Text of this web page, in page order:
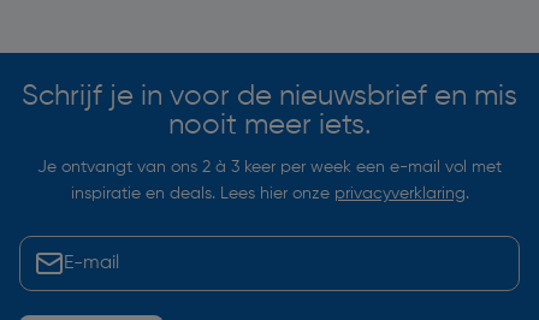
Schrijf je in voor de nieuwsbrief en mis
nooit meer iets.
Je ontvangt van ons 2 à 3 keer per week een e-mail vol met
inspiratie en deals. Lees hier onze privacyverklaring.